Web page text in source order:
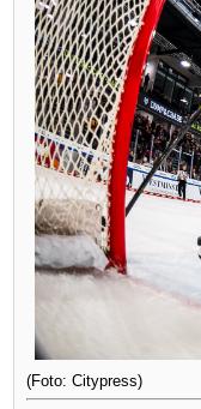
(Foto: Citypress)